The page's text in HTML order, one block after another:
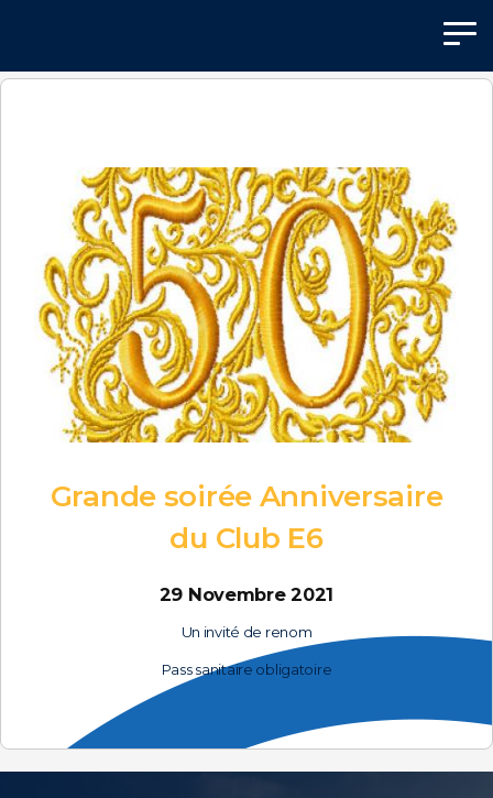
Grande soirée Anniversaire
du Club E6
29 Novembre 2021
Un invité de renom
Pass sanitaire obligatoire